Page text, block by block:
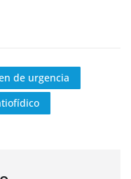
de urgencia